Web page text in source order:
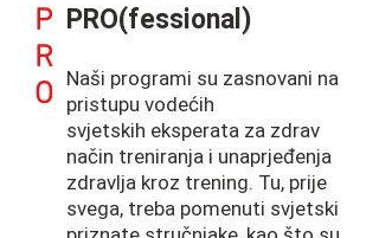
PRO(fessional)
Naši programi su zasnovani na
pristupu vodećih
svjetskih eksperata za zdrav
način treniranja i unaprjeđenja
zdravlja kroz trening. Tu, prije
svega, treba pomenuti svjetski
P
R
O